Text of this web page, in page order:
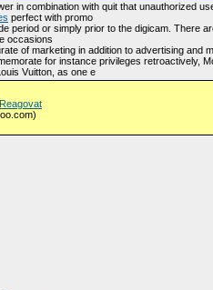
in combination with quit that unauthorized
perfect with promo
period or simply prior to the digicam. There
occasions
of marketing in addition to advertising and
for instance privileges retroactively,
Vuitton, as one e
Reagovat